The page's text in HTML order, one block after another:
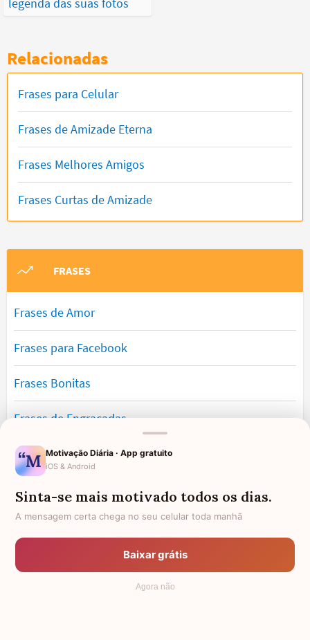
Relacionadas
Frases para Celular
Frases de Amizade Eterna
Frases Melhores Amigos
Frases Curtas de Amizade
FRASES
Frases de Amor
Frases para Facebook
Frases Bonitas
Frases de Engraçadas
Frases Românticas
Frases de Reflexão
Frases Lindas
Motivação Diária · App gratuito
iOS & Android
Sinta-se mais motivado todos os dias.
A mensagem certa chega no seu celular toda manhã
Baixar grátis
Agora não